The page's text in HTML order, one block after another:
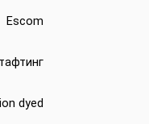
Escom
dyed